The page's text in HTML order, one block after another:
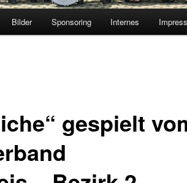
Bilder Sponsoring Internes
gespielt